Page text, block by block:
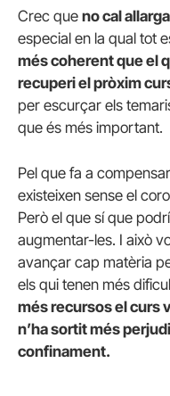
Crec que no cal
especial en la qual tot
més coherent que el
recuperi el pròxim
per escurçar els
que és més important.
Pel que fa a
existeixen sense el
Però el que sí que
augmentar-les. I això
avançar cap matèria
els qui tenen més
més recursos el curs
n’ha sortit més
confinament.